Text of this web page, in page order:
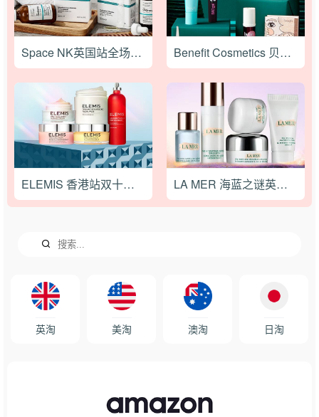
Space NK英国站全场彩妆护肤85折促销，叠加退税83折 Benefit Cosmetics 贝玲妃官网黑五大促全场无门槛7折+免运
ELEMIS 香港站双十一全场商品限时65折促销，满赠双重好礼 LA MER 海蓝之谜英国官网现满 £200赠自选多好礼
英淘 美淘 澳淘 日淘